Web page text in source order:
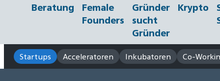
Beratung
Female
Founders
Gründer
sucht
Gründer
Krypto
Startups Acceleratoren Inkubatoren Co-